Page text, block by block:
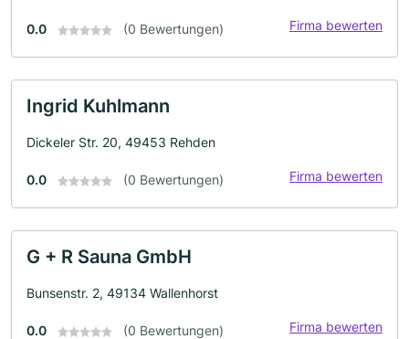
0.0 (0 Bewertungen) Firma bewerten
Ingrid Kuhlmann
Dickeler Str. 20, 49453 Rehden
0.0 (0 Bewertungen) Firma bewerten
G + R Sauna GmbH
Bunsenstr. 2, 49134 Wallenhorst
0.0 (0 Bewertungen) Firma bewerten